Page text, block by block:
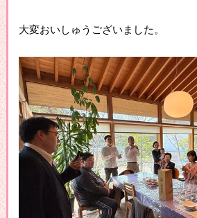
大変おいしゅうございました。